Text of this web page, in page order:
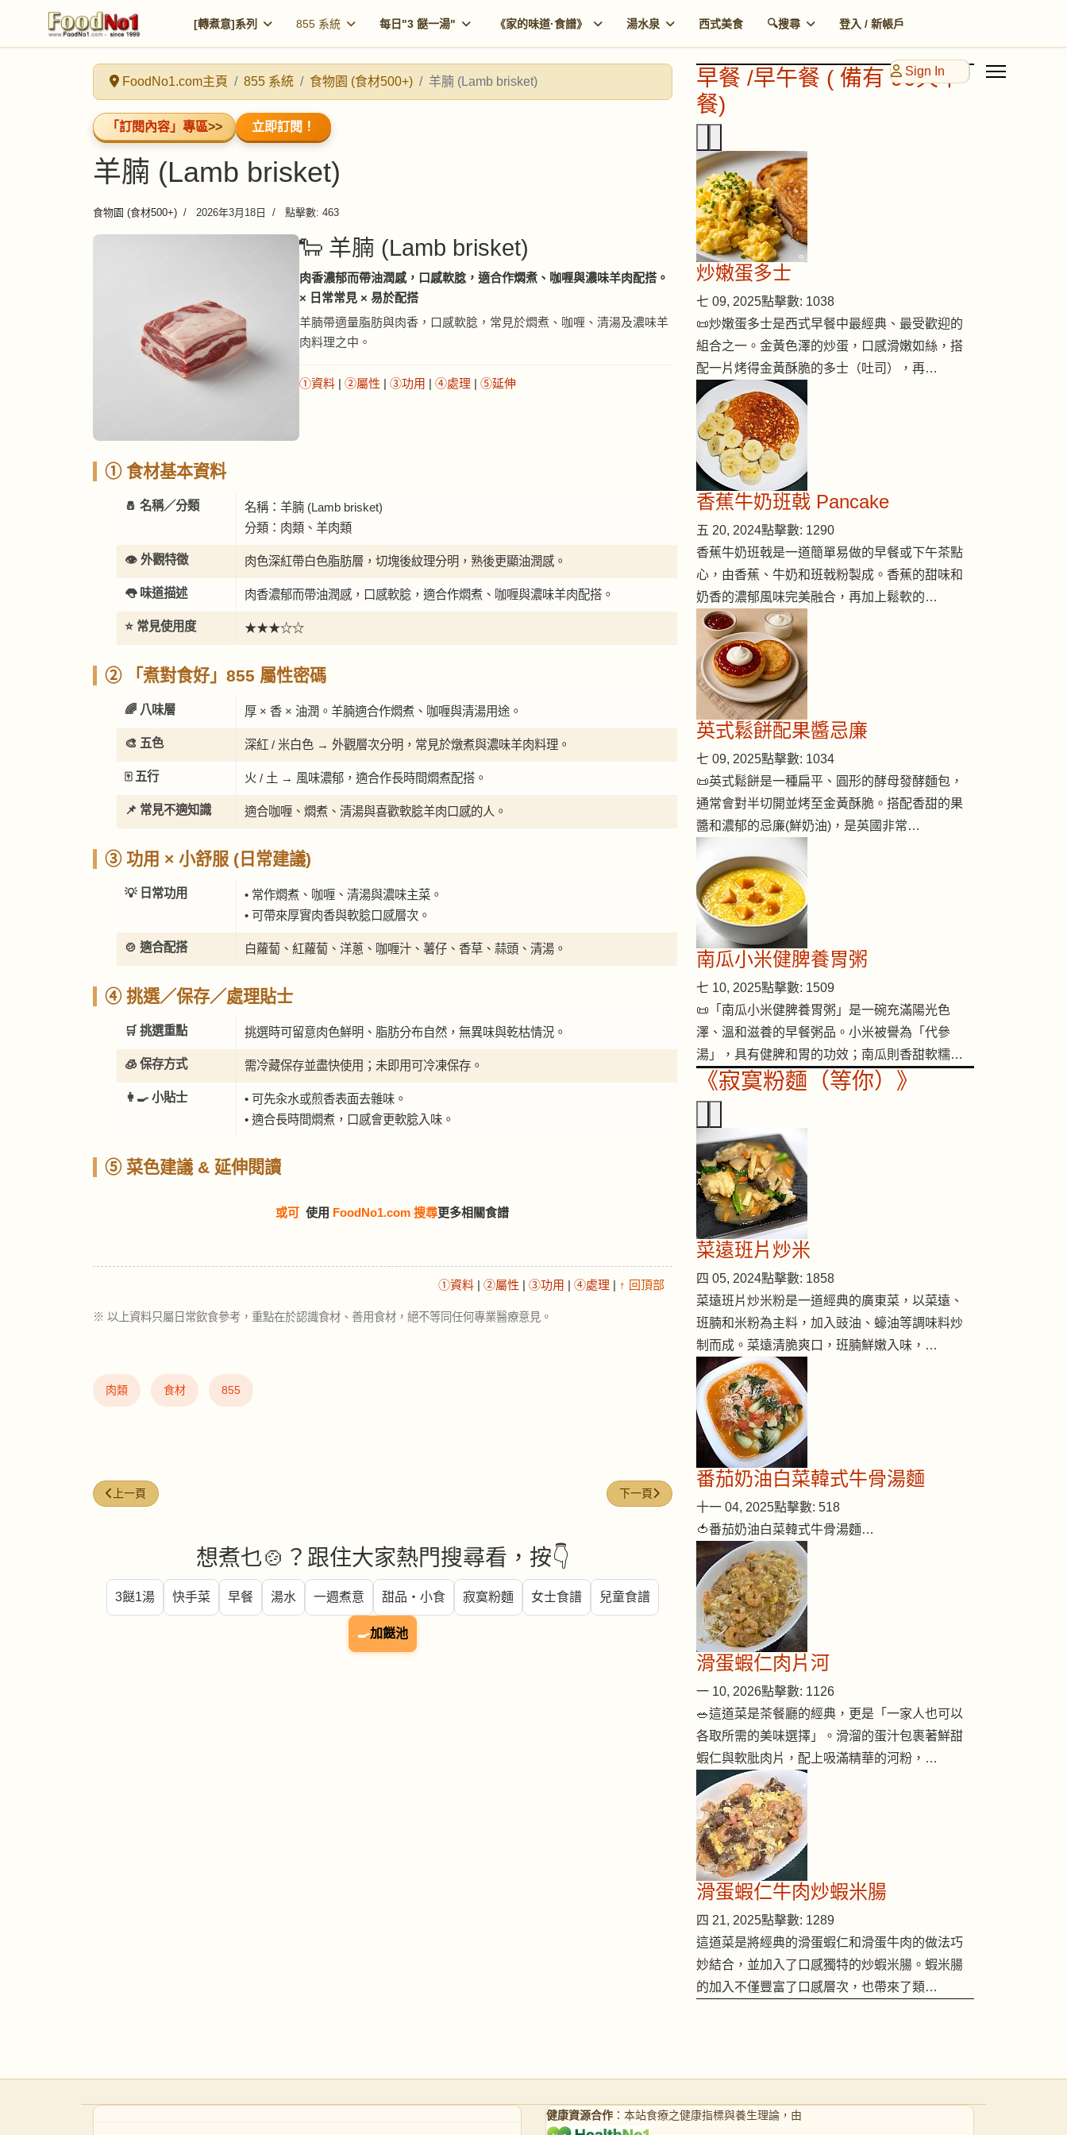
[轉煮意]系列 855 系統 每日"3 餸一湯" 《家的味道·食譜》 湯水泉 西式美食 🔍搜尋 登入 / 新帳戶
Sign In
FoodNo1.com主頁 855 系統 食物園 (食材500+) 羊腩 (Lamb brisket)
「訂閱內容」專區>> 立即訂閱！
羊腩 (Lamb brisket)
食物園 (食材500+) 2026年3月18日 點擊數: 463
🐑 羊腩 (Lamb brisket)
肉香濃郁而帶油潤感，口感軟腍，適合作燜煮、咖喱與濃味羊肉配搭。
× 日常常見 × 易於配搭
羊腩帶適量脂肪與肉香，口感軟腍，常見於燜煮、咖喱、清湯及濃味羊
肉料理之中。
①資料 | ②屬性 | ③功用 | ④處理 | ⑤延伸
① 食材基本資料
🧂 名稱／分類
名稱：羊腩 (Lamb brisket)
分類：肉類、羊肉類
👁️ 外觀特徵 肉色深紅帶白色脂肪層，切塊後紋理分明，熟後更顯油潤感。
👅 味道描述 肉香濃郁而帶油潤感，口感軟腍，適合作燜煮、咖喱與濃味羊肉配搭。
⭐ 常見使用度 ★★★☆☆
② 「煮對食好」855 屬性密碼
🌈 八味層 厚 × 香 × 油潤。羊腩適合作燜煮、咖喱與清湯用途。
🎨 五色 深紅 / 米白色 → 外觀層次分明，常見於燉煮與濃味羊肉料理。
🀄 五行 火 / 土 → 風味濃郁，適合作長時間燜煮配搭。
📌 常見不適知識 適合咖喱、燜煮、清湯與喜歡軟腍羊肉口感的人。
③ 功用 × 小舒服 (日常建議)
💡 日常功用
• 常作燜煮、咖喱、清湯與濃味主菜。
• 可帶來厚實肉香與軟腍口感層次。
🍲 適合配搭 白蘿蔔、紅蘿蔔、洋蔥、咖喱汁、薯仔、香草、蒜頭、清湯。
④ 挑選／保存／處理貼士
🛒 挑選重點 挑選時可留意肉色鮮明、脂肪分布自然，無異味與乾枯情況。
🧊 保存方式 需冷藏保存並盡快使用；未即用可冷凍保存。
👩‍🍳 小貼士
• 可先汆水或煎香表面去雜味。
• 適合長時間燜煮，口感會更軟腍入味。
⑤ 菜色建議 & 延伸閱讀
或可 使用 FoodNo1.com 搜尋更多相關食譜
①資料 | ②屬性 | ③功用 | ④處理 | ↑ 回頂部
※ 以上資料只屬日常飲食參考，重點在於認識食材、善用食材，絕不等同任何專業醫療意見。
肉類 食材 855
上一篇文章: 昆布汁粉 (Kombu stock powder)
上一頁 下一篇文章: 青蟹 (mud crab)
下一頁
想煮乜🍲？跟住大家熱門搜尋看，按👇
3餸1湯 快手菜 早餐 湯水 一週煮意 甜品・小食 寂寞粉麵 女士食譜 兒童食譜
🍳加餸池
早餐 /早午餐 ( 備有 90天早
餐)
炒嫩蛋多士
七 09, 2025點擊數: 1038
📜炒嫩蛋多士是西式早餐中最經典、最受歡迎的
組合之一。金黃色澤的炒蛋，口感滑嫩如絲，搭
配一片烤得金黃酥脆的多士（吐司），再…
香蕉牛奶班戟 Pancake
五 20, 2024點擊數: 1290
香蕉牛奶班戟是一道簡單易做的早餐或下午茶點
心，由香蕉、牛奶和班戟粉製成。香蕉的甜味和
奶香的濃郁風味完美融合，再加上鬆軟的…
英式鬆餅配果醬忌廉
七 09, 2025點擊數: 1034
📜英式鬆餅是一種扁平、圓形的酵母發酵麵包，
通常會對半切開並烤至金黃酥脆。搭配香甜的果
醬和濃郁的忌廉(鮮奶油)，是英國非常…
南瓜小米健脾養胃粥
七 10, 2025點擊數: 1509
📜「南瓜小米健脾養胃粥」是一碗充滿陽光色
澤、溫和滋養的早餐粥品。小米被譽為「代參
湯」，具有健脾和胃的功效；南瓜則香甜軟糯…
《寂寞粉麵（等你）》
菜遠班片炒米
四 05, 2024點擊數: 1858
菜遠班片炒米粉是一道經典的廣東菜，以菜遠、
班腩和米粉為主料，加入豉油、蠔油等調味料炒
制而成。菜遠清脆爽口，班腩鮮嫩入味，…
番茄奶油白菜韓式牛骨湯麵
十一 04, 2025點擊數: 518
🍅番茄奶油白菜韓式牛骨湯麵…
滑蛋蝦仁肉片河
一 10, 2026點擊數: 1126
🥗這道菜是茶餐廳的經典，更是「一家人也可以
各取所需的美味選擇」。滑溜的蛋汁包裹著鮮甜
蝦仁與軟肶肉片，配上吸滿精華的河粉，…
滑蛋蝦仁牛肉炒蝦米腸
四 21, 2025點擊數: 1289
這道菜是將經典的滑蛋蝦仁和滑蛋牛肉的做法巧
妙結合，並加入了口感獨特的炒蝦米腸。蝦米腸
的加入不僅豐富了口感層次，也帶來了類…
健康資源合作 ：本站食療之健康指標與養生理論，由